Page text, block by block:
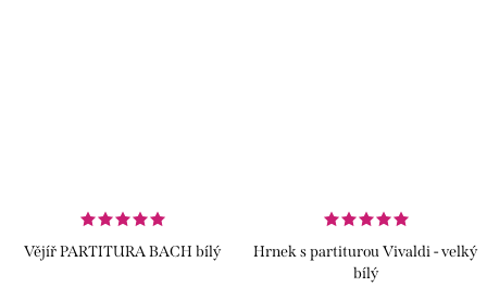
Vějíř PARTITURA BACH bílý
Hrnek s partiturou Vivaldi - velký
bílý